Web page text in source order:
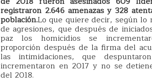
registraron 2.646 amenazas y 328
población.Lo que quiere decir, según lo
de agresiones, que después de
paz los homicidios se
proporción después de la firma del
las intimidaciones, que
incrementaron en 2017 y no se
del 2018.